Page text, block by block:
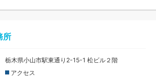
所
栃木県小山市駅東通り2-15-1 松ビル２階
アクセス